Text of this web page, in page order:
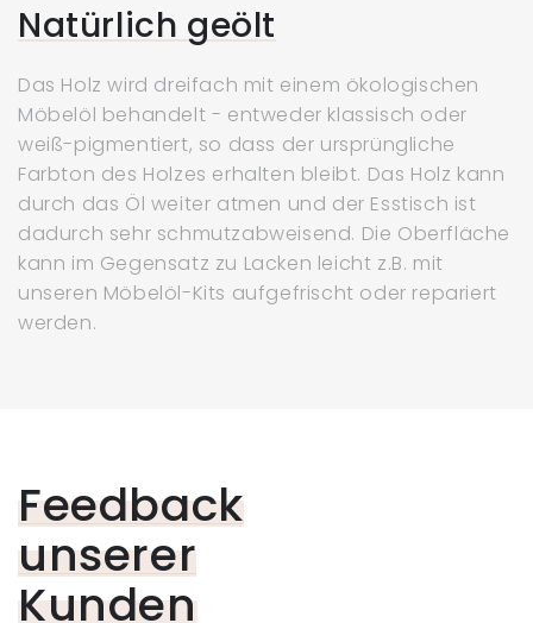
Natürlich geölt
Das Holz wird dreifach mit einem ökologischen
Möbelöl behandelt - entweder klassisch oder
weiß-pigmentiert, so dass der ursprüngliche
Farbton des Holzes erhalten bleibt. Das Holz kann
durch das Öl weiter atmen und der Esstisch ist
dadurch sehr schmutzabweisend. Die Oberfläche
kann im Gegensatz zu Lacken leicht z.B. mit
unseren Möbelöl-Kits aufgefrischt oder repariert
werden.
Feedback
unserer
Kunden